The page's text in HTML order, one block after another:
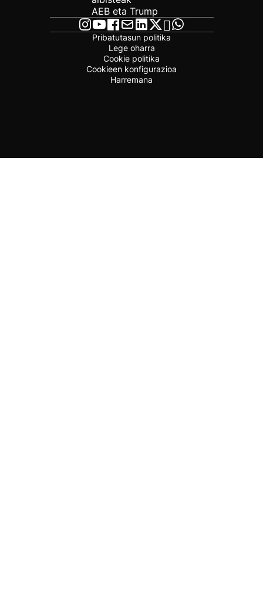
AEB eta Trump
Pribatutasun politika
Lege oharra
Cookie politika
Cookieen konfigurazioa
Harremana